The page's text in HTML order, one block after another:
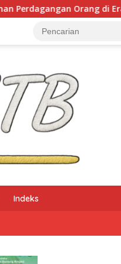
Orang di Era Digital
Indeks